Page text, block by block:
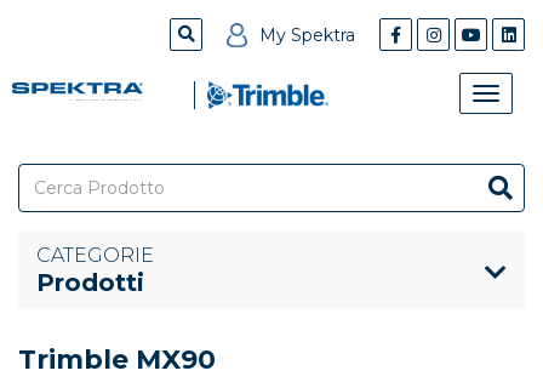
My Spektra
Toggle
CATEGORIE
Prodotti
Trimble MX90